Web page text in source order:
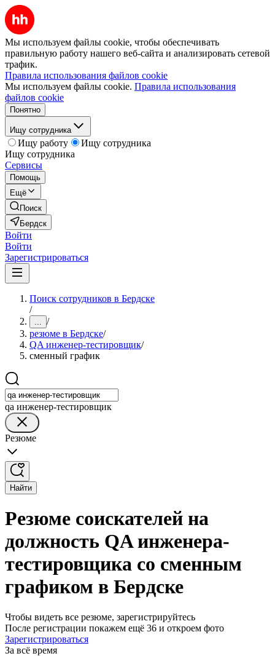
Мы используем файлы cookie, чтобы обеспечивать
правильную работу нашего веб-сайта и анализировать сетевой
трафик.
Правила использования файлов cookie
Мы используем файлы cookie. Правила использования
файлов cookie
Понятно
Ищу сотрудника
Ищу работу
Ищу сотрудника
Ищу сотрудника
Сервисы
Помощь
Ещё
Поиск
Бердск
Войти
Войти
Зарегистрироваться
Поиск сотрудников в Бердске
/
... /
резюме в Бердске/
QA инженер-тестировщик/
сменный график
qa инженер-тестировщик
Резюме
Найти
Резюме соискателей на
должность QA инженера-
тестировщика со сменным
графиком в Бердске
Чтобы видеть все резюме, зарегистрируйтесь
После регистрации покажем ещё 36 и откроем фото
Зарегистрироваться
За всё время